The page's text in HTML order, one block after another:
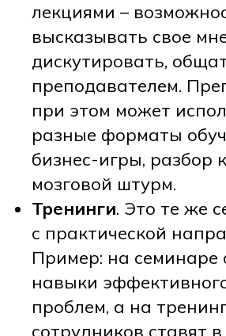
лекциями –
высказывать свое
дискутировать,
преподавателем.
при этом может
разные форматы
бизнес-игры, разбор
мозговой штурм.
Тренинги. Это те же
с практической
Пример: на семинаре
навыки
проблем, а на
сотрудников ставят в